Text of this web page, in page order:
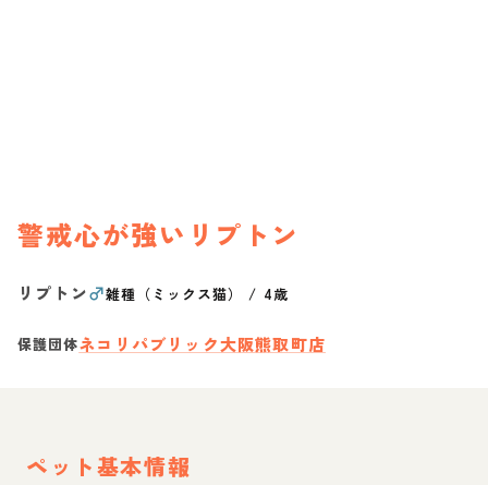
警戒心が強いリプトン
リプトン♂雑種（ミックス猫） / 4歳
保護団体ネコリパブリック大阪熊取町店
ペット基本情報